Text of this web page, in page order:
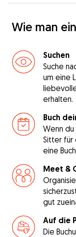
Wie man
Suchen
Suche
um eine
erhalten.
Buch
Wenn
Sitter für
eine
Meet &
gut
Auf die
Die